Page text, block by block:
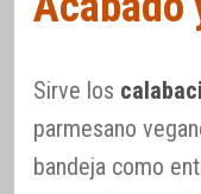
Sirve los
parmesano
bandeja como